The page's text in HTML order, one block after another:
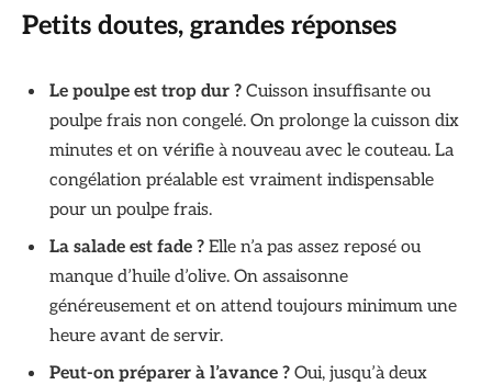
Petits doutes, grandes réponses
Le poulpe est trop dur ? Cuisson insuffisante ou
poulpe frais non congelé. On prolonge la cuisson dix
minutes et on vérifie à nouveau avec le couteau. La
congélation préalable est vraiment indispensable
pour un poulpe frais.
La salade est fade ? Elle n’a pas assez reposé ou
manque d’huile d’olive. On assaisonne
généreusement et on attend toujours minimum une
heure avant de servir.
Peut-on préparer à l’avance ? Oui, jusqu’à deux